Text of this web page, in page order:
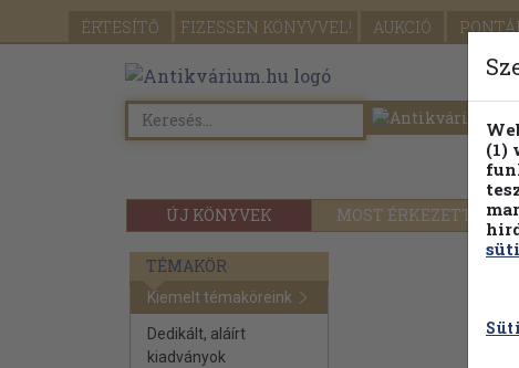
ÉRTESÍTŐ FIZESSEN KÖNYVVEL! AUKCIÓ
ÚJ KÖNYVEK MOST ÉRKEZETT
TÉMAKÖR
Kiemelt témaköreink
Dedikált, aláírt
kiadványok
(1)